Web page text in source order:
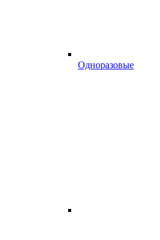
Одноразовые